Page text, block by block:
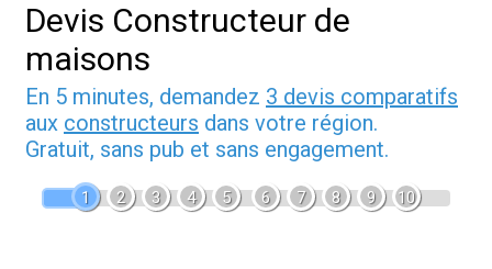
Devis Constructeur de
maisons
En 5 minutes, demandez 3 devis comparatifs
aux constructeurs dans votre région.
Gratuit, sans pub et sans engagement.
1 2 3 4 5 6 7 8 9 10